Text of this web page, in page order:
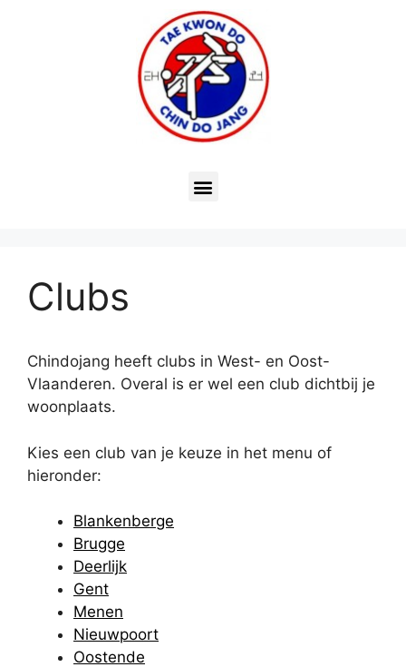
Clubs
Chindojang heeft clubs in West- en Oost-
Vlaanderen. Overal is er wel een club dichtbij je
woonplaats.
Kies een club van je keuze in het menu of
hieronder:
Blankenberge
Brugge
Deerlijk
Gent
Menen
Nieuwpoort
Oostende